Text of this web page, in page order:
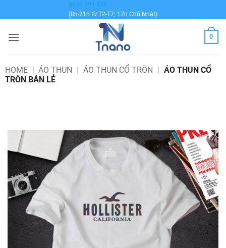
qua
dung
0936 999 878
(8h-21h từ T2-T7; 17h Chủ Nhật)
0
HOME | ÁO THUN | ÁO THUN CỔ TRÒN | ÁO THUN CỔ
TRÒN BÁN LẺ